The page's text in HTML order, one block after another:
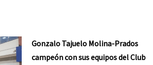
Gonzalo Tajuelo Molina-Prados
campeón con sus equipos del Club